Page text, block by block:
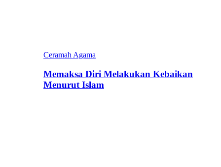
Ceramah Agama
Memaksa Diri Melakukan Kebaikan
Menurut Islam